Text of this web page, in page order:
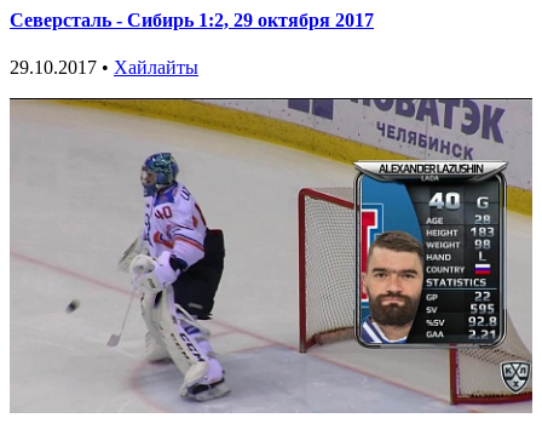
Северсталь - Сибирь 1:2, 29 октября 2017
29.10.2017 • Хайлайты